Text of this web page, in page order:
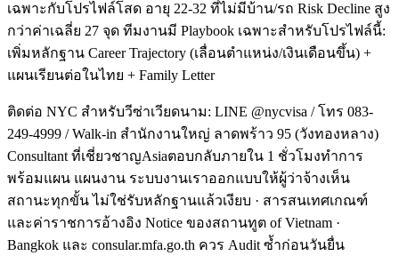
เฉพาะกับโปรไฟล์โสด อายุ 22-32 ที่ไม่มีบ้าน/รถ Risk Decline สูง
กว่าค่าเฉลี่ย 27 จุด ทีมงานมี Playbook เฉพาะสำหรับโปรไฟล์นี้:
เพิ่มหลักฐาน Career Trajectory (เลื่อนตำแหน่ง/เงินเดือนขึ้น) +
แผนเรียนต่อในไทย + Family Letter
ติดต่อ NYC สำหรับวีซ่าเวียดนาม: LINE @nycvisa / โทร 083-
249-4999 / Walk-in สำนักงานใหญ่ ลาดพร้าว 95 (วังทองหลาง)
Consultant ที่เชี่ยวชาญAsiaตอบกลับภายใน 1 ชั่วโมงทำการ
พร้อมแผน แผนงาน ระบบงานเราออกแบบให้ผู้ว่าจ้างเห็น
สถานะทุกขั้น ไม่ใช่รับหลักฐานแล้วเงียบ · สารสนเทศเกณฑ์
และค่าราชการอ้างอิง Notice ของสถานทูต of Vietnam ·
Bangkok และ consular.mfa.go.th ควร Audit ซ้ำก่อนวันยื่น